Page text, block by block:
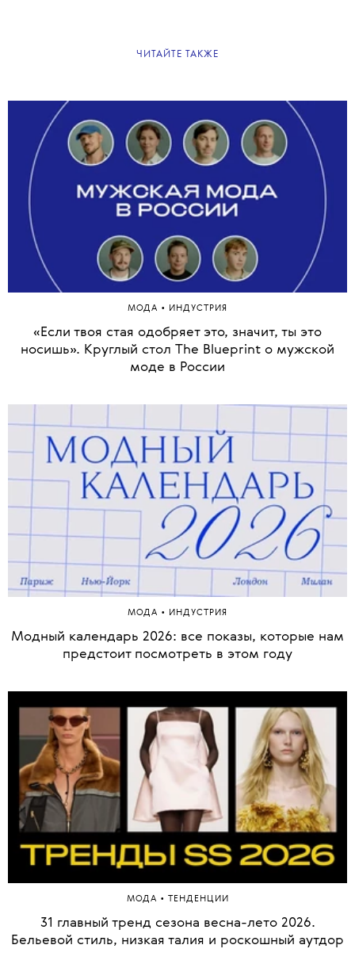
1 из 41
ЧИТАЙТЕ ТАКЖЕ
МОДА • ИНДУСТРИЯ
«Если твоя стая одобряет это, значит, ты это
носишь». Круглый стол The Blueprint о мужской
моде в России
МОДА • ИНДУСТРИЯ
Модный календарь 2026: все показы, которые нам
предстоит посмотреть в этом году
МОДА • ТЕНДЕНЦИИ
31 главный тренд сезона весна-лето 2026.
Бельевой стиль, низкая талия и роскошный аутдор